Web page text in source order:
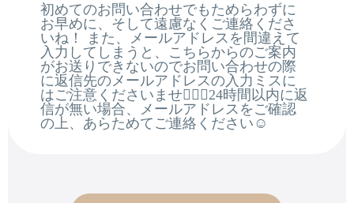
初めてのお問い合わせでもためらわずに
お早めに、そして遠慮なくご連絡くださ
いね！ また、メールアドレスを間違えて
入力してしまうと、こちらからのご案内
がお送りできないのでお問い合わせの際
に返信先のメールアドレスの入力ミスに
はご注意くださいませ🙇🏻‍♂️24時間以内に返
信が無い場合、メールアドレスをご確認
の上、あらためてご連絡ください☺️